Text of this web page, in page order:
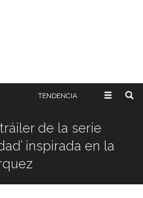
TENDENCIA
de la serie
inspirada en la